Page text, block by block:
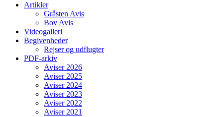
Artikler
Gråsten Avis
Bov Avis
Videogalleri
Begivenheder
Rejser og udflugter
PDF-arkiv
Aviser 2026
Aviser 2025
Aviser 2024
Aviser 2023
Aviser 2022
Aviser 2021